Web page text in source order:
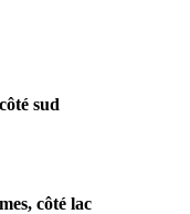
sud
côté lac